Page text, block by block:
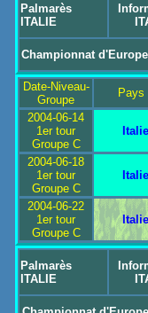
Palmarès
ITALIE
Championnat
Date-Niveau-
Groupe
Pays
2004-06-14
1er tour
Groupe C
Italie
2004-06-18
1er tour
Groupe C
Italie
2004-06-22
1er tour
Groupe C
Palmarès
ITALIE